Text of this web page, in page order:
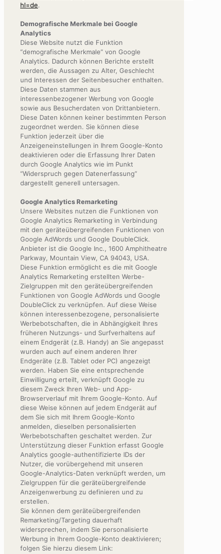
hl=de.
Demografische Merkmale bei Google
Analytics
Diese Website nutzt die Funktion
“demografische Merkmale” von Google
Analytics. Dadurch können Berichte erstellt
werden, die Aussagen zu Alter, Geschlecht
und Interessen der Seitenbesucher enthalten.
Diese Daten stammen aus
interessenbezogener Werbung von Google
sowie aus Besucherdaten von Drittanbietern.
Diese Daten können keiner bestimmten Person
zugeordnet werden. Sie können diese
Funktion jederzeit über die
Anzeigeneinstellungen in Ihrem Google-Konto
deaktivieren oder die Erfassung Ihrer Daten
durch Google Analytics wie im Punkt
“Widerspruch gegen Datenerfassung”
dargestellt generell untersagen.
Google Analytics Remarketing
Unsere Websites nutzen die Funktionen von
Google Analytics Remarketing in Verbindung
mit den geräteübergreifenden Funktionen von
Google AdWords und Google DoubleClick.
Anbieter ist die Google Inc., 1600 Amphitheatre
Parkway, Mountain View, CA 94043, USA.
Diese Funktion ermöglicht es die mit Google
Analytics Remarketing erstellten Werbe-
Zielgruppen mit den geräteübergreifenden
Funktionen von Google AdWords und Google
DoubleClick zu verknüpfen. Auf diese Weise
können interessenbezogene, personalisierte
Werbebotschaften, die in Abhängigkeit Ihres
früheren Nutzungs- und Surfverhaltens auf
einem Endgerät (z.B. Handy) an Sie angepasst
wurden auch auf einem anderen Ihrer
Endgeräte (z.B. Tablet oder PC) angezeigt
werden. Haben Sie eine entsprechende
Einwilligung erteilt, verknüpft Google zu
diesem Zweck Ihren Web- und App-
Browserverlauf mit Ihrem Google-Konto. Auf
diese Weise können auf jedem Endgerät auf
dem Sie sich mit Ihrem Google-Konto
anmelden, dieselben personalisierten
Werbebotschaften geschaltet werden. Zur
Unterstützung dieser Funktion erfasst Google
Analytics google-authentifizierte IDs der
Nutzer, die vorübergehend mit unseren
Google-Analytics-Daten verknüpft werden, um
Zielgruppen für die geräteübergreifende
Anzeigenwerbung zu definieren und zu
erstellen.
Sie können dem geräteübergreifenden
Remarketing/Targeting dauerhaft
widersprechen, indem Sie personalisierte
Werbung in Ihrem Google-Konto deaktivieren;
folgen Sie hierzu diesem Link: